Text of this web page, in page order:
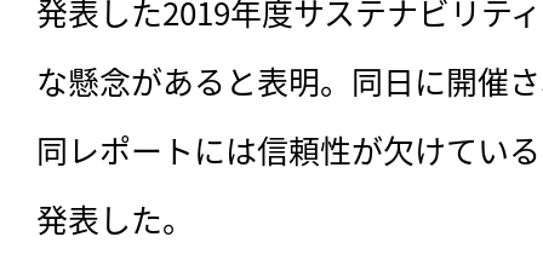
発表した2019年度サステナビリテ
な懸念があると表明。同日に開催
同レポートには信頼性が欠けてい
発表した。